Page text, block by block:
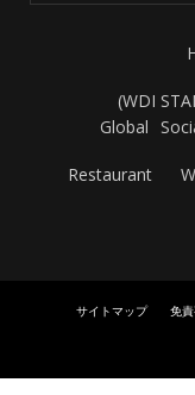
(WDI
Global
Restaurant
サイトマップ 免